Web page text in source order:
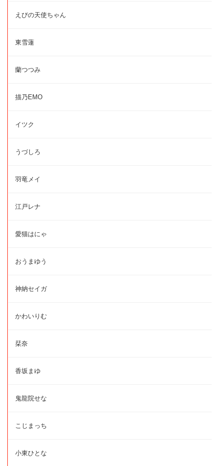
えびの天使ちゃん
東雪蓮
蘭つつみ
描乃EMO
イツク
うづしろ
羽竜メイ
江戸レナ
愛猫はにゃ
おうまゆう
神納セイガ
かわいりむ
栞奈
香坂まゆ
鬼龍院せな
こじまっち
小東ひとな